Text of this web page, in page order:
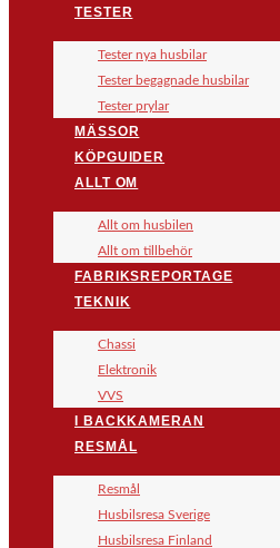
TESTER
Tester nya husbilar
Tester begagnade husbilar
Tester prylar
MÄSSOR
KÖPGUIDER
ALLT OM
Allt om husbilen
Allt om tillbehör
FABRIKSREPORTAGE
TEKNIK
Chassi
Elektronik
VVS
I BACKKAMERAN
RESMÅL
Resmål
Husbilsresa Sverige
Husbilsresa Finland